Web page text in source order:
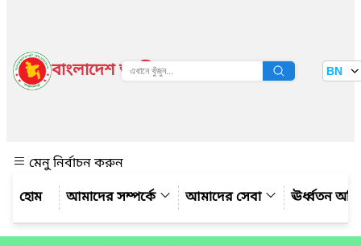
বাংলাদেশ জাতীয় তথ্য বাতায়ন BN
মেনু নির্বাচন করুন
আমাদের সম্পর্কে
আমাদের সেবা ঊর্ধ্বতন